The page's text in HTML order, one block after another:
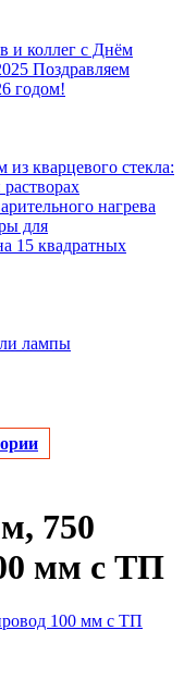
и коллег с Днём
Поздравляем
годом!
из кварцевого стекла:
нагрева
для
15 квадратных
лампы
750
мм с ТП